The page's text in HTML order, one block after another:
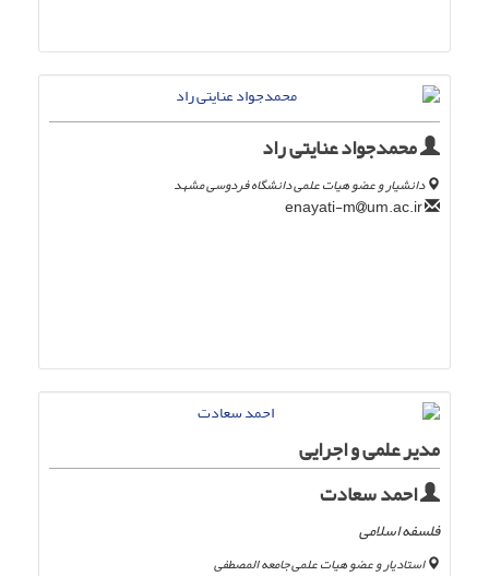
محمدجواد عنایتی راد
دانشیار و عضو هیات علمی دانشگاه فردوسی مشهد
um.ac.ir
مدیر علمی و اجرایی
احمد سعادت
فلسفه اسلامی
استادیار و عضو هیات علمی جامعه المصطفی